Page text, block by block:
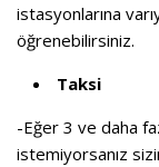
istasyonlarına
öğrenebilirsiniz.
Taksi
-Eğer 3 ve daha
istemiyorsanız